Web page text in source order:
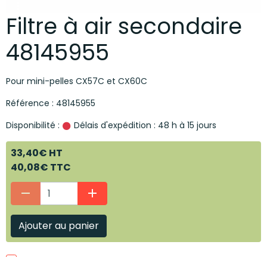
Filtre à air secondaire
48145955
Pour mini-pelles CX57C et CX60C
Référence : 48145955
Disponibilité :
Délais d'expédition : 48 h à 15 jours
33,40€ HT
40,08€ TTC
Ajouter au panier